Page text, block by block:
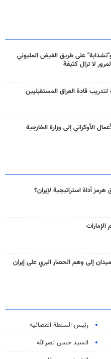
على طريق الفيض المليوني
لا تزال كثيفة
لتدريب قادة العراق المستقبليين
الأوكراني إلى وزارة الخارجية
أداة استراتيجية لإيران؟
الإمارات
إلى وهم الحصار البري على إيران
رئیس السلطة القضائیة
السيد حسن نصرالله